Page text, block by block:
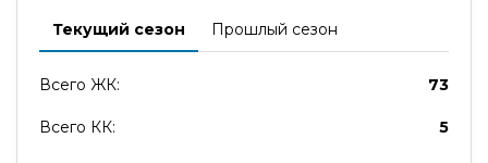
Текущий сезон Прошлый сезон
Всего ЖК: 73
Всего КК: 5